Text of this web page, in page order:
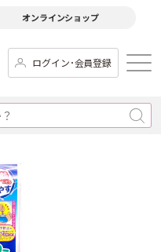
オンラインショップ
ログイン･会員登録